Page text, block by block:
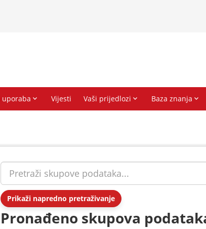
Prikaži napredno pretraživanje
Pronađeno skupova